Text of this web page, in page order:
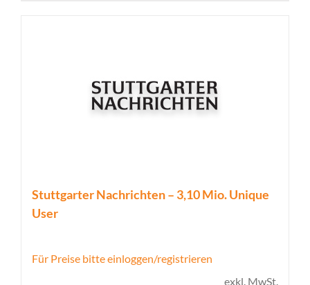
Stuttgarter Nachrichten – 3,10 Mio. Unique
User
Für Preise bitte einloggen/registrieren
exkl. MwSt.